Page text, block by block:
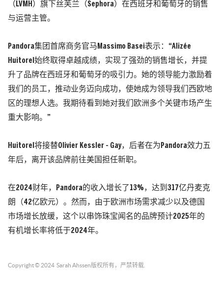
（LVMH）旗下丝芙兰（Sephora）在西班牙和葡萄牙的销售
与运营主管。
Pandora集团首席商务官马Massimo Basei表示：“Alizée
Huitorel始终取得卓越成绩，实现了强劲的销售增长，并提
升了品牌在西班牙和葡萄牙的吸引力。她的领导能力激励着
我们的员工，推动业务迈向成功，使她成为领导我们西欧地
区的理想人选。我期待看到她对我们欧洲多个关键市场产生
重大影响。”
Huitorel将接替Olivier Kessler - Gay，后者在为Pandora效力五
年后，离开该品牌前往美国担任新职。
在2024财年，Pandora的收入增长了13%，达到317亿丹麦克
朗（42亿欧元）。然而，由于欧洲市场需求减少以及德国
市场增长放缓，这个以串饰珠宝闻名的品牌预计2025年的
有机增长率将低于2024年。
Copyright © 2024 Sarah Ahssen 版权所有，严禁转载.